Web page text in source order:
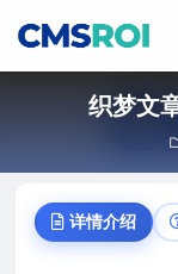
织梦文
详情介绍